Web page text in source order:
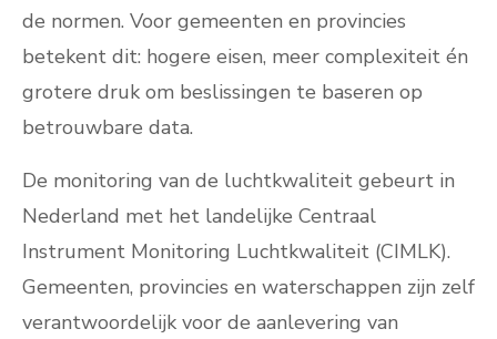
de normen. Voor gemeenten en provincies
betekent dit: hogere eisen, meer complexiteit én
grotere druk om beslissingen te baseren op
betrouwbare data.
De monitoring van de luchtkwaliteit gebeurt in
Nederland met het landelijke Centraal
Instrument Monitoring Luchtkwaliteit (CIMLK).
Gemeenten, provincies en waterschappen zijn zelf
verantwoordelijk voor de aanlevering van